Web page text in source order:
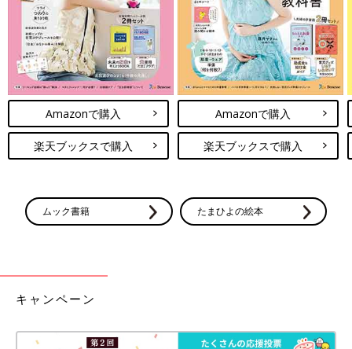
すいので注意が必要です。子どもの事故に詳し
い、小児科医 山中龍宏先生に、注意したいベ
ビーカー熱中症について話を聞きました。
の外遊びやお出かけは熱中症や日焼けのリスクもありますが、し
っかり対策をして元気に過ごしたいですね。気になるアイテムが
あれば、オンラインショップをのぞいてみてください♪
(文：mayu)
●記事内容でご紹介している投稿、リンク先は、削除される場合
があります。あらかじめご了承ください。
●記事の内容は2023年6月の情報で、現在と異なる場合がありま
す。
Amazonで購入
楽天ブックスで購入
Amazonで購入
楽天ブックスで購入
ムック書籍 たまひよの絵本
キャンペーン